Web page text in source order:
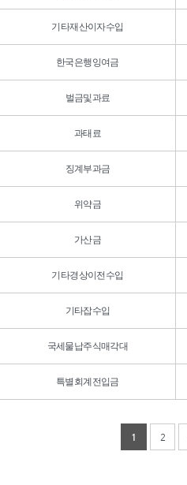
기타재산이자수입
한국은행잉여금
벌금및과료
과태료
징계부과금
위약금
가산금
기타경상이전수입
기타잡수입
국세물납주식매각대
특별회계전입금
1 2